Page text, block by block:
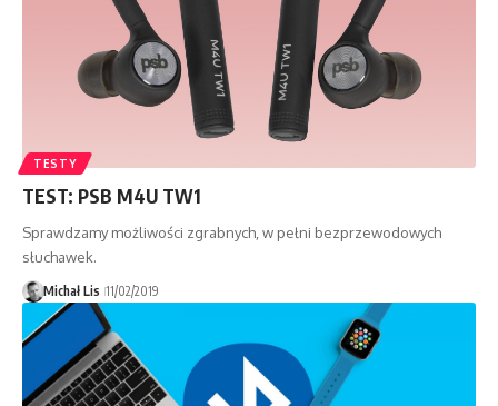
TESTY
TEST: PSB M4U TW1
Sprawdzamy możliwości zgrabnych, w pełni bezprzewodowych
słuchawek.
Michał Lis 11/02/2019